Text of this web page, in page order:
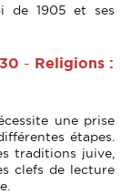
de 1905 et ses
- Religions :
une prise
étapes.
traditions juive,
clefs de lecture